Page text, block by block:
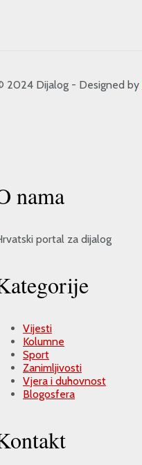
Dijalog - Designed by
nama
portal za dijalog
Vijesti
Kolumne
Sport
Zanimljivosti
Vjera i duhovnost
Blogosfera